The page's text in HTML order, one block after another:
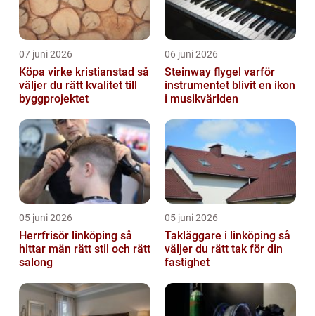
07 juni 2026
Köpa virke kristianstad så
väljer du rätt kvalitet till
byggprojektet
06 juni 2026
Steinway flygel varför
instrumentet blivit en ikon
i musikvärlden
05 juni 2026
Herrfrisör linköping så
hittar män rätt stil och rätt
salong
05 juni 2026
Takläggare i linköping så
väljer du rätt tak för din
fastighet